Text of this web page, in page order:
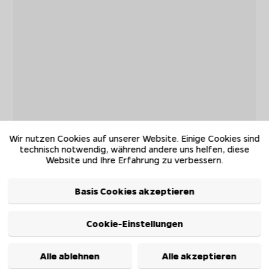
Wir nutzen Cookies auf unserer Website. Einige Cookies sind
technisch notwendig, während andere uns helfen, diese
Website und Ihre Erfahrung zu verbessern.
Basis Cookies akzeptieren
Cookie-Einstellungen
Alle ablehnen Alle akzeptieren